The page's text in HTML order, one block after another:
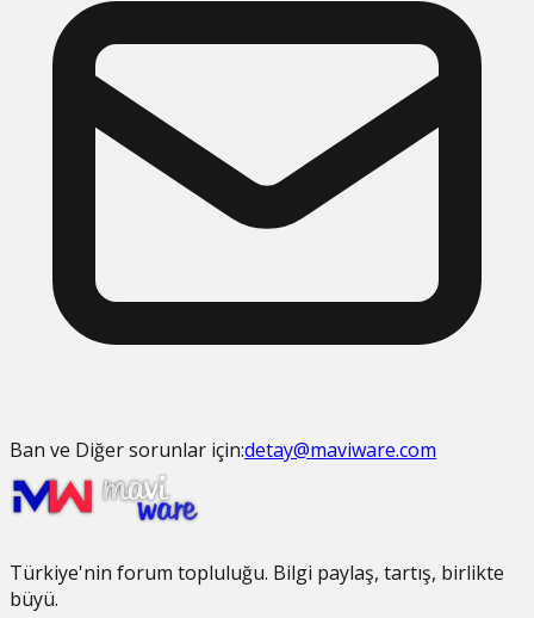
Ban ve Diğer sorunlar için:detay@maviware.com
Türkiye'nin forum topluluğu. Bilgi paylaş, tartış, birlikte
büyü.